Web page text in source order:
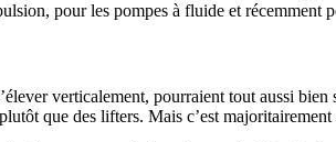
pour les pompes à fluide et récemment
verticalement, pourraient tout aussi
que des lifters. Mais c’est